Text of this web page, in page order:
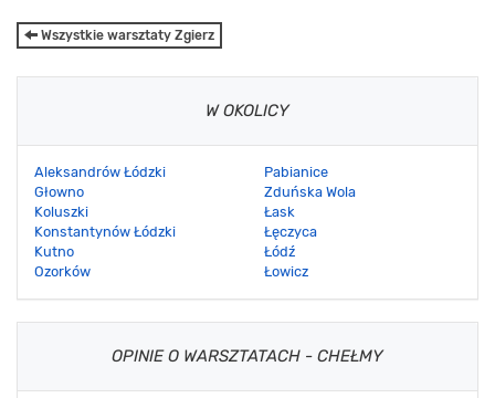
Wszystkie warsztaty Zgierz
W OKOLICY
Aleksandrów Łódzki
Głowno
Koluszki
Konstantynów Łódzki
Kutno
Ozorków
Pabianice
Zduńska Wola
Łask
Łęczyca
Łódź
Łowicz
OPINIE O WARSZTATACH - CHEŁMY